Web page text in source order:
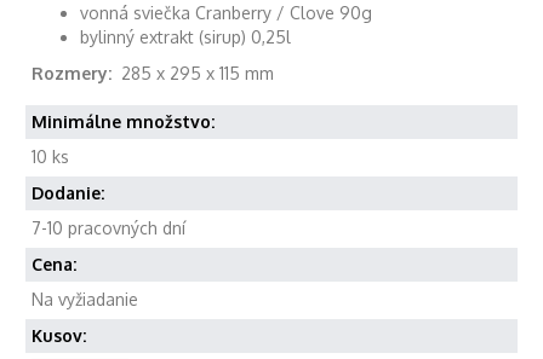
vonná sviečka Cranberry / Clove 90g
bylinný extrakt (sirup) 0,25l
Rozmery: 285 x 295 x 115 mm
Minimálne množstvo:
10 ks
Dodanie:
7-10 pracovných dní
Cena:
Na vyžiadanie
Kusov: